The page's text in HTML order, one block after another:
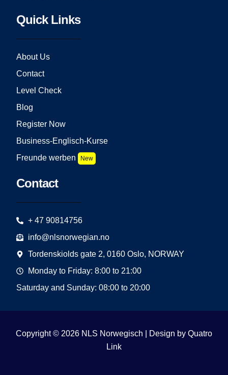
Quick Links
About Us
Contact
Level Check
Blog
Register Now
Business-Englisch-Kurse
Freunde werben
New
Contact
+ 47 90814756
info@nlsnorwegian.no
Tordenskiolds gate 2, 0160 Oslo, NORWAY
Monday to Friday: 8:00 to 21:00
Saturday and Sunday: 08:00 to 20:00
Copyright © 2026 NLS Norwegisch | Design by Quatro
Link